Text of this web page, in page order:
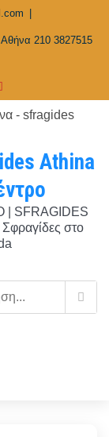
210 3827515
Athina
SFRAGIDES
στο